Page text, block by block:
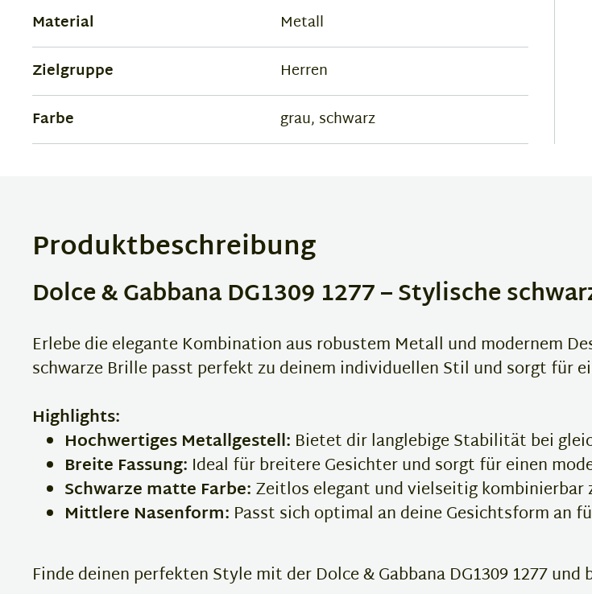
Material
Metall
Zielgruppe
Herren
Farbe
grau, schwarz
Produktbeschreibung
Dolce & Gabbana DG1309 1277 – Stylische
Erlebe die elegante Kombination aus robustem Metall und modernem
schwarze Brille passt perfekt zu deinem individuellen Stil und sorgt für
Highlights:
Hochwertiges Metallgestell: Bietet dir langlebige Stabilität bei
Breite Fassung: Ideal für breitere Gesichter und sorgt für einen
Schwarze matte Farbe:Zeitlos elegant und vielseitig
Mittlere Nasenform: Passt sich optimal an deine Gesichtsform an
Finde deinen perfekten Style mit der Dolce & Gabbana DG1309 1277